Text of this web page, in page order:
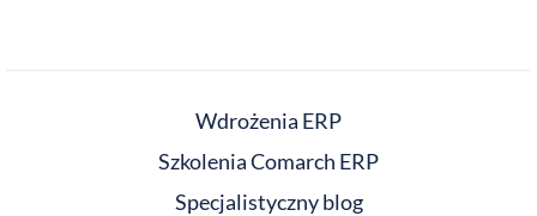
Wdrożenia ERP
Szkolenia Comarch ERP
Specjalistyczny blog